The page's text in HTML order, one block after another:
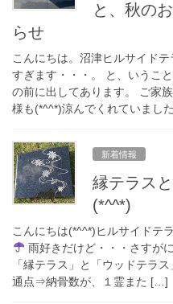
と、秋の
らせ
こんにちは。沼津ヒルサイド
すぎます・・・。 と、いうこ
の前に出してあります。 ご家
様も(*^^*)涼んでくれていまし
新着情報
縁テラス
(*^^*)
こんにちは(*^^*)ヒルサイドテ
雨好きだけど・・・さすが
「縁テラス」と「ウッドテラ
通点⇒納骨数が、１霊また […]